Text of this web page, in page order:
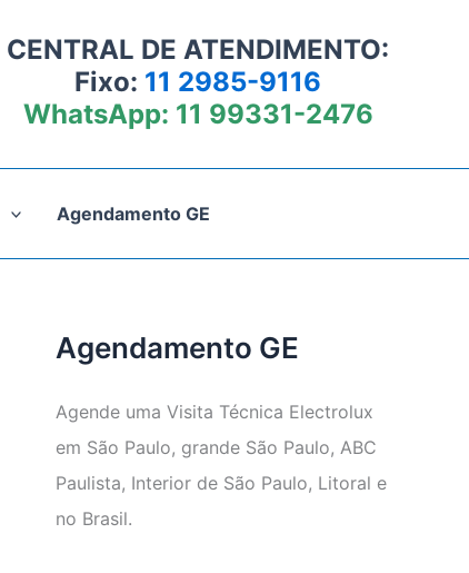
CENTRAL DE ATENDIMENTO:
Fixo: 11 2985-9116
WhatsApp: 11 99331-2476
Agendamento GE
Agendamento GE
Agende uma Visita Técnica Electrolux
em São Paulo, grande São Paulo, ABC
Paulista, Interior de São Paulo, Litoral e
no Brasil.